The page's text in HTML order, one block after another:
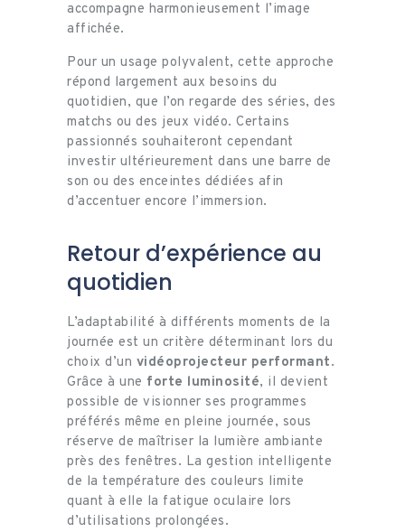
accompagne harmonieusement l’image
affichée.
Pour un usage polyvalent, cette approche
répond largement aux besoins du
quotidien, que l’on regarde des séries, des
matchs ou des jeux vidéo. Certains
passionnés souhaiteront cependant
investir ultérieurement dans une barre de
son ou des enceintes dédiées afin
d’accentuer encore l’immersion.
Retour d’expérience au
quotidien
L’adaptabilité à différents moments de la
journée est un critère déterminant lors du
choix d’un vidéoprojecteur performant.
Grâce à une forte luminosité, il devient
possible de visionner ses programmes
préférés même en pleine journée, sous
réserve de maîtriser la lumière ambiante
près des fenêtres. La gestion intelligente
de la température des couleurs limite
quant à elle la fatigue oculaire lors
d’utilisations prolongées.